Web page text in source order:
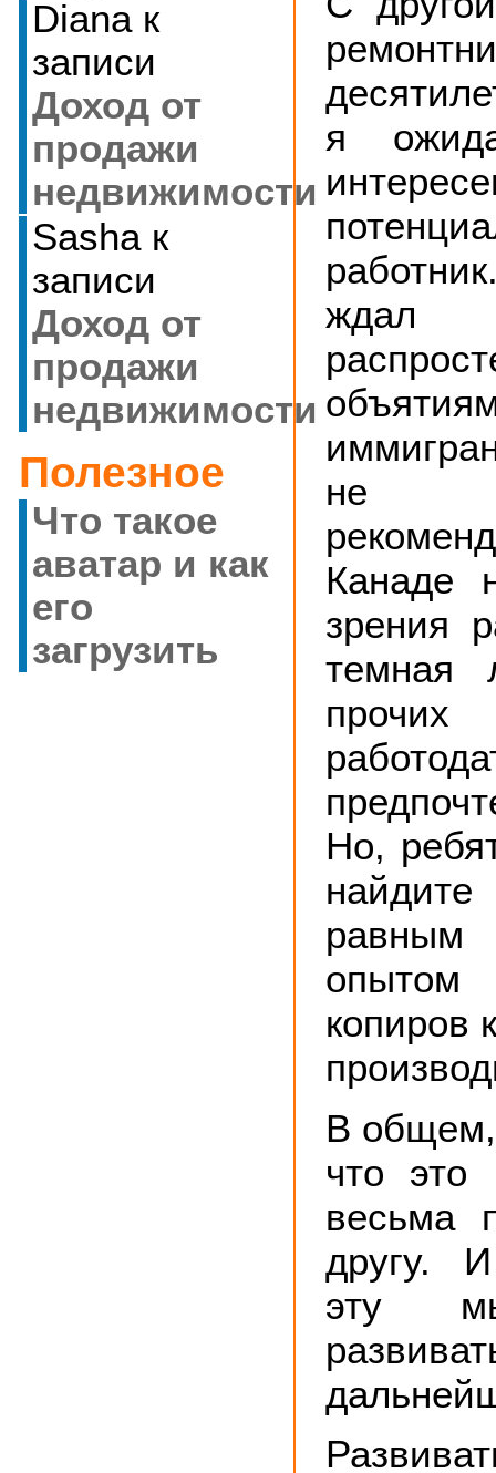
Dianaк
записи
Доход от
продажи
недвижимости
Sashaк
записи
Доход от
продажи
недвижимости
Полезное
Что такое
аватар и как
его
загрузить
я
ждал
не
Канаде
зрения
темная
Но,
опытом
копиров
В общем,
что это
весьма
другу.
эту